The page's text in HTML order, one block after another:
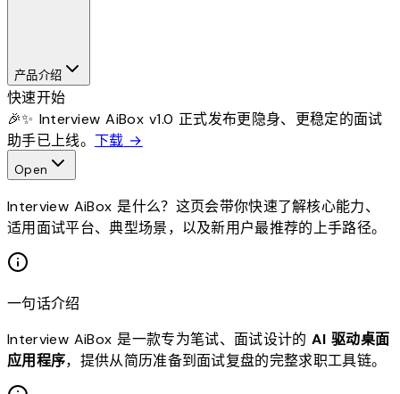
产品介绍
快速开始
🎉✨ Interview AiBox v1.0 正式发布更隐身、更稳定的面试
助手已上线。 下载 →
Open
Interview AiBox 是什么？这页会带你快速了解核心能力、
适用面试平台、典型场景，以及新用户最推荐的上手路径。
一句话介绍
Interview AiBox 是一款专为笔试、面试设计的AI 驱动桌面
应用程序，提供从简历准备到面试复盘的完整求职工具链。